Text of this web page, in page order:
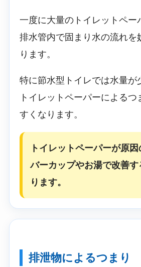
一度に大量のトイレットペー
排水管内で固まり水の流れを
ります。
特に節水型トイレでは水量が
トイレットペーパーによるつ
すくなります。
トイレットペーパーが原
バーカップやお湯で改善す
ります。
排泄物によるつまり